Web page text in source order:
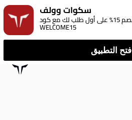
سكوات وولف
نزل تطبيقنا وخصم 15% على أول طلب لك مع كود:
WELCOME15
افتح التطبيق